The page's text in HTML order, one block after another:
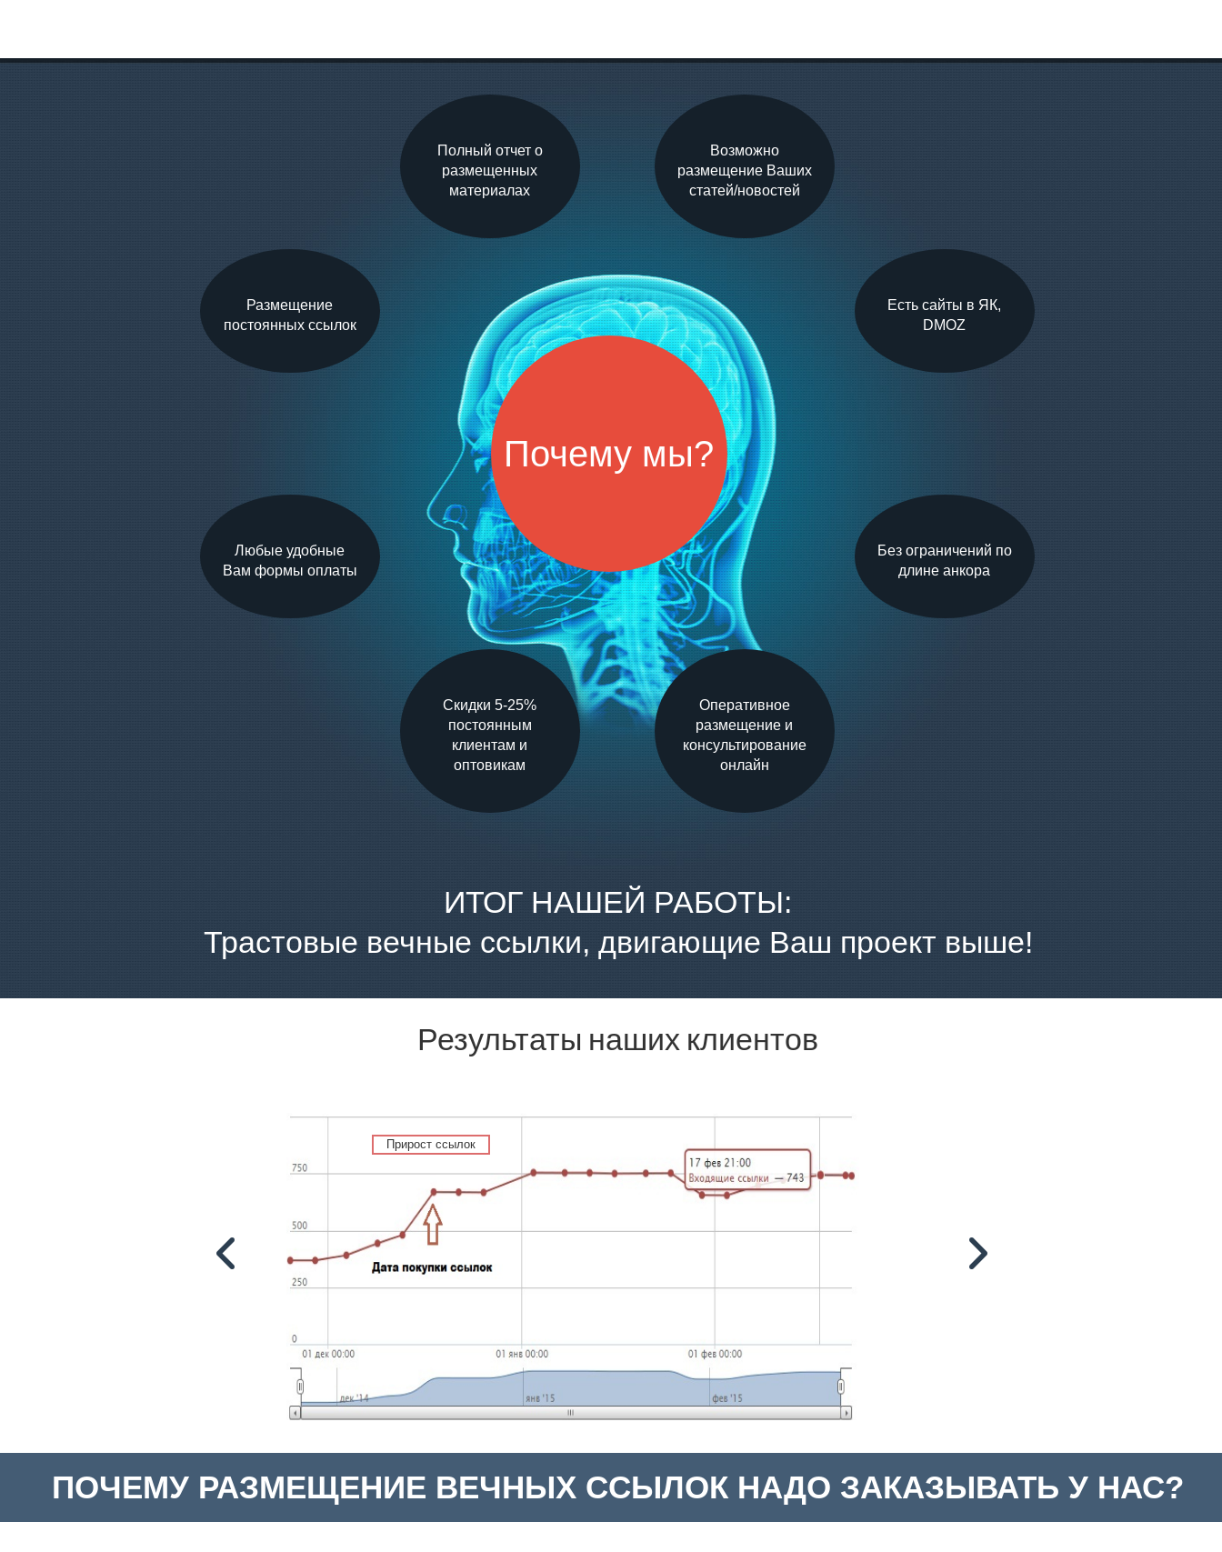
Почему мы?
Возможно
размещение Ваших
статей/новостей
Есть сайты в ЯК,
DMOZ
Без ограничений по
длине анкора
Оперативное
размещение и
консультирование
онлайн
Скидки 5-25%
постоянным
клиентам и
оптовикам
Любые удобные
Вам формы оплаты
Размещение
постоянных ссылок
Полный отчет о
размещенных
материалах
ИТОГ НАШЕЙ РАБОТЫ:
Трастовые вечные ссылки, двигающие Ваш проект выше!
Результаты наших клиентов
Прирост ссылок
ПОЧЕМУ РАЗМЕЩЕНИЕ ВЕЧНЫХ ССЫЛОК НАДО ЗАКАЗЫВАТЬ У НАС?